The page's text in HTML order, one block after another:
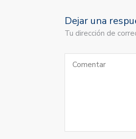
Dejar una
Tu dirección de